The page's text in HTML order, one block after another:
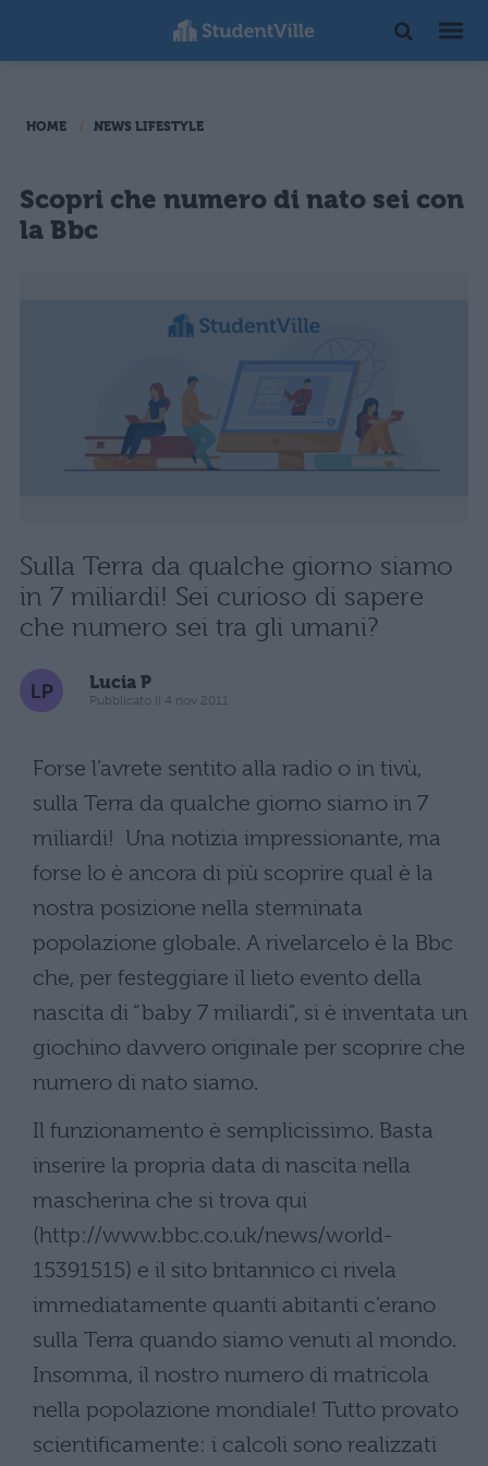
HOME NEWS LIFESTYLE
Scopri che numero di nato sei con
la Bbc
Sulla Terra da qualche giorno siamo
in 7 miliardi! Sei curioso di sapere
che numero sei tra gli umani?
Lucia P
Pubblicato il 4 nov 2011
Forse l’avrete sentito alla radio o in tivù,
sulla Terra da qualche giorno siamo in 7
miliardi! Una notizia impressionante, ma
forse lo è ancora di più scoprire qual è la
nostra posizione nella sterminata
popolazione globale. A rivelarcelo è la Bbc
che, per festeggiare il lieto evento della
nascita di “baby 7 miliardi”, si è inventata un
giochino davvero originale per scoprire che
numero di nato siamo.
Il funzionamento è semplicissimo. Basta
inserire la propria data di nascita nella
mascherina che si trova qui
(http://www.bbc.co.uk/news/world-
15391515) e il sito britannico ci rivela
immediatamente quanti abitanti c’erano
sulla Terra quando siamo venuti al mondo.
Insomma, il nostro numero di matricola
nella popolazione mondiale! Tutto provato
scientificamente: i calcoli sono realizzati